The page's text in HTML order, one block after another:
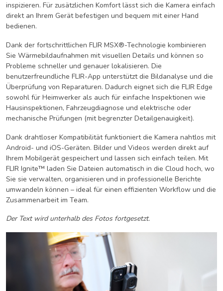
inspizieren. Für zusätzlichen Komfort lässt sich die Kamera einfach
direkt an Ihrem Gerät befestigen und bequem mit einer Hand
bedienen.
Dank der fortschrittlichen FLIR MSX®-Technologie kombinieren
Sie Wärmebildaufnahmen mit visuellen Details und können so
Probleme schneller und genauer lokalisieren. Die
benutzerfreundliche FLIR-App unterstützt die Bildanalyse und die
Überprüfung von Reparaturen. Dadurch eignet sich die FLIR Edge
sowohl für Heimwerker als auch für einfache Inspektionen wie
Hausinspektionen, Fahrzeugdiagnose und elektrische oder
mechanische Prüfungen (mit begrenzter Detailgenauigkeit).
Dank drahtloser Kompatibilität funktioniert die Kamera nahtlos mit
Android- und iOS-Geräten. Bilder und Videos werden direkt auf
Ihrem Mobilgerät gespeichert und lassen sich einfach teilen. Mit
FLIR Ignite™ laden Sie Dateien automatisch in die Cloud hoch, wo
Sie sie verwalten, organisieren und in professionelle Berichte
umwandeln können – ideal für einen effizienten Workflow und die
Zusammenarbeit im Team.
Der Text wird unterhalb des Fotos fortgesetzt.